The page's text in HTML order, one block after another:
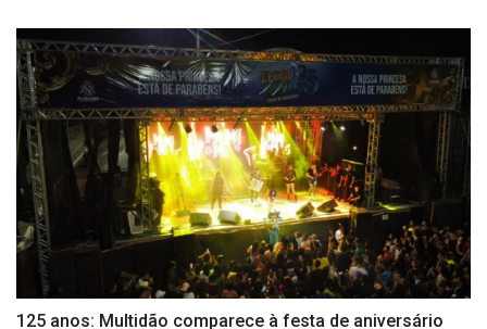
125 anos: Multidão comparece à festa de aniversário